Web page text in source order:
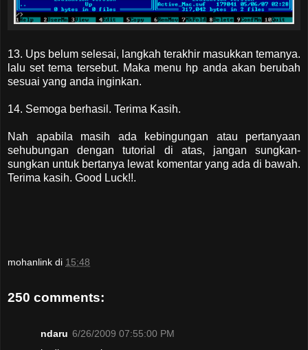
13. Ups belum selesai, langkah terakhir masukkan temanya.
lalu set tema tersebut. Maka menu hp anda akan berubah
sesuai yang anda inginkan.
14. Semoga berhasil. Terima Kasih.
Nah apabila masih ada kebingungan atau pertanyaan
sehubungan dengan tutorial di atas, jangan sungkan-
sungkan untuk bertanya lewat komentar yang ada di bawah.
Terima kasih. Good Luck!!.
mohanlink di 15:48
250 comments:
ndaru 6/26/2009 07:55:00 PM